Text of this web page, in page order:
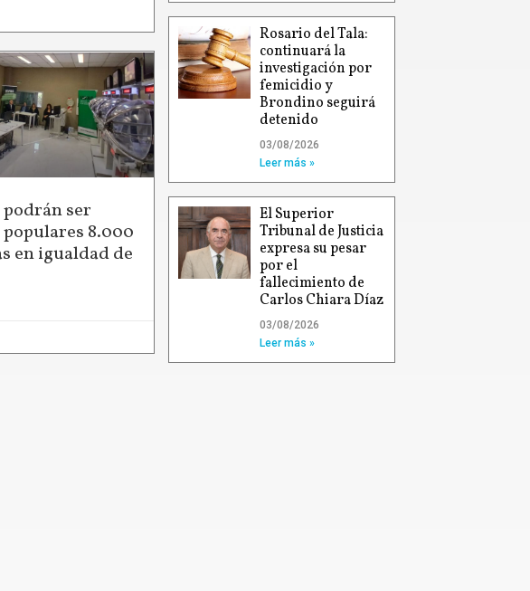
podrán ser
8.000
en igualdad de
Rosario del Tala:
continuará la
investigación por
femicidio y
Brondino seguirá
detenido
03/08/2026
Leer más »
El Superior
Tribunal de Justicia
expresa su pesar
por el
fallecimiento de
Carlos Chiara Díaz
03/08/2026
Leer más »